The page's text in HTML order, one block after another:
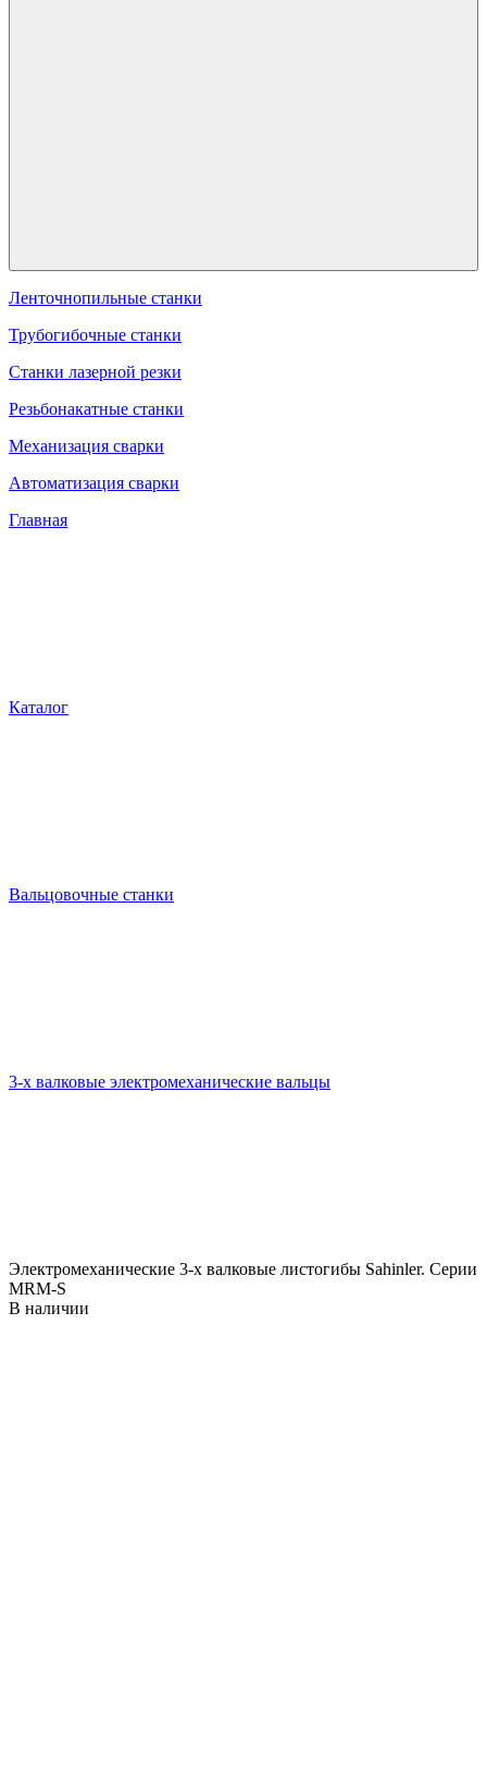
Ленточнопильные станки
Трубогибочные станки
Станки лазерной резки
Резьбонакатные станки
Механизация сварки
Автоматизация сварки
Главная
Каталог
Вальцовочные станки
3-х валковые электромеханические вальцы
Электромеханические 3-х валковые листогибы Sahinler. Серии
MRM-S
В наличии